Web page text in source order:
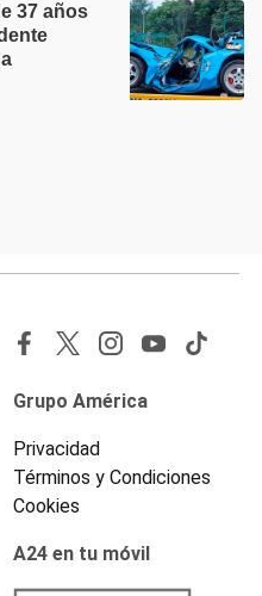
37 años
Grupo América
Privacidad
Términos y Condiciones
Cookies
A24 en tu móvil